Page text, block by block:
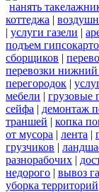
нанять
коттеджа |
| услуги газели |
подъем
сборщиков |
перевозки
перегородок |
мебели | грузовые
сейфа | демонтаж
траншей | копка
от мусора | лента |
грузчиков |
разнорабочих |
недорого | вывоз
уборка территорий